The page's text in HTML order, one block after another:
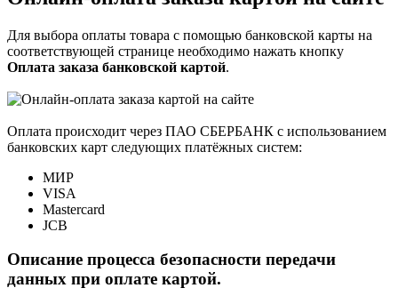
Для выбора оплаты товара с помощью банковской карты на
соответствующей странице необходимо нажать кнопку
Оплата заказа банковской картой.
Оплата происходит через ПАО СБЕРБАНК с использованием
банковских карт следующих платёжных систем:
МИР
VISA
Mastercard
JCB
Описание процесса безопасности передачи
данных при оплате картой.